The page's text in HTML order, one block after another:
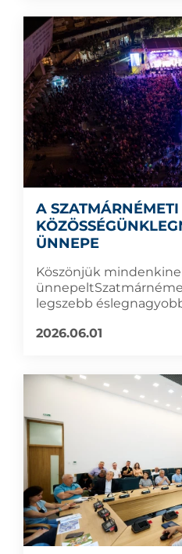
A
ÜNNEPE
Köszönjük
legszebb
2026.06.01